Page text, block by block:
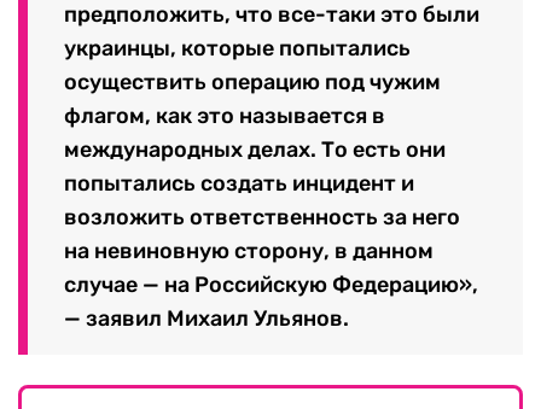
предположить, что все-таки это были
украинцы, которые попытались
осуществить операцию под чужим
флагом, как это называется в
международных делах. То есть они
попытались создать инцидент и
возложить ответственность за него
на невиновную сторону, в данном
случае — на Российскую Федерацию»,
— заявил Михаил Ульянов.